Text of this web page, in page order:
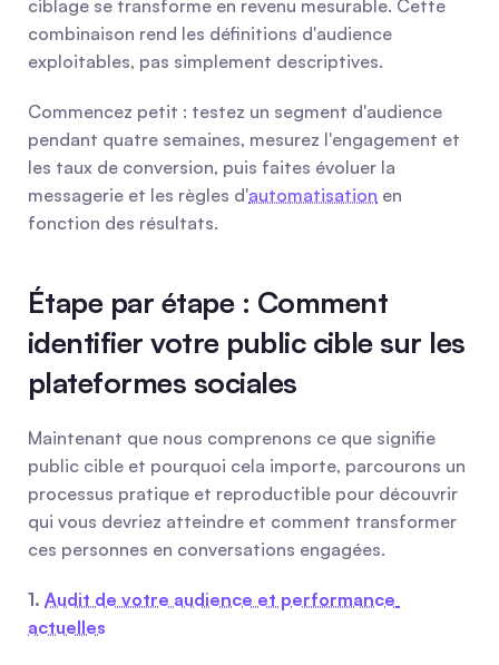
ciblage se transforme en revenu mesurable. Cette
combinaison rend les définitions d'audience
exploitables, pas simplement descriptives.
Commencez petit : testez un segment d'audience
pendant quatre semaines, mesurez l'engagement et
les taux de conversion, puis faites évoluer la
messagerie et les règles d'automatisation en
fonction des résultats.
Étape par étape : Comment
identifier votre public cible sur les
plateformes sociales
Maintenant que nous comprenons ce que signifie
public cible et pourquoi cela importe, parcourons un
processus pratique et reproductible pour découvrir
qui vous devriez atteindre et comment transformer
ces personnes en conversations engagées.
1. Audit de votre audience et performance
actuelles